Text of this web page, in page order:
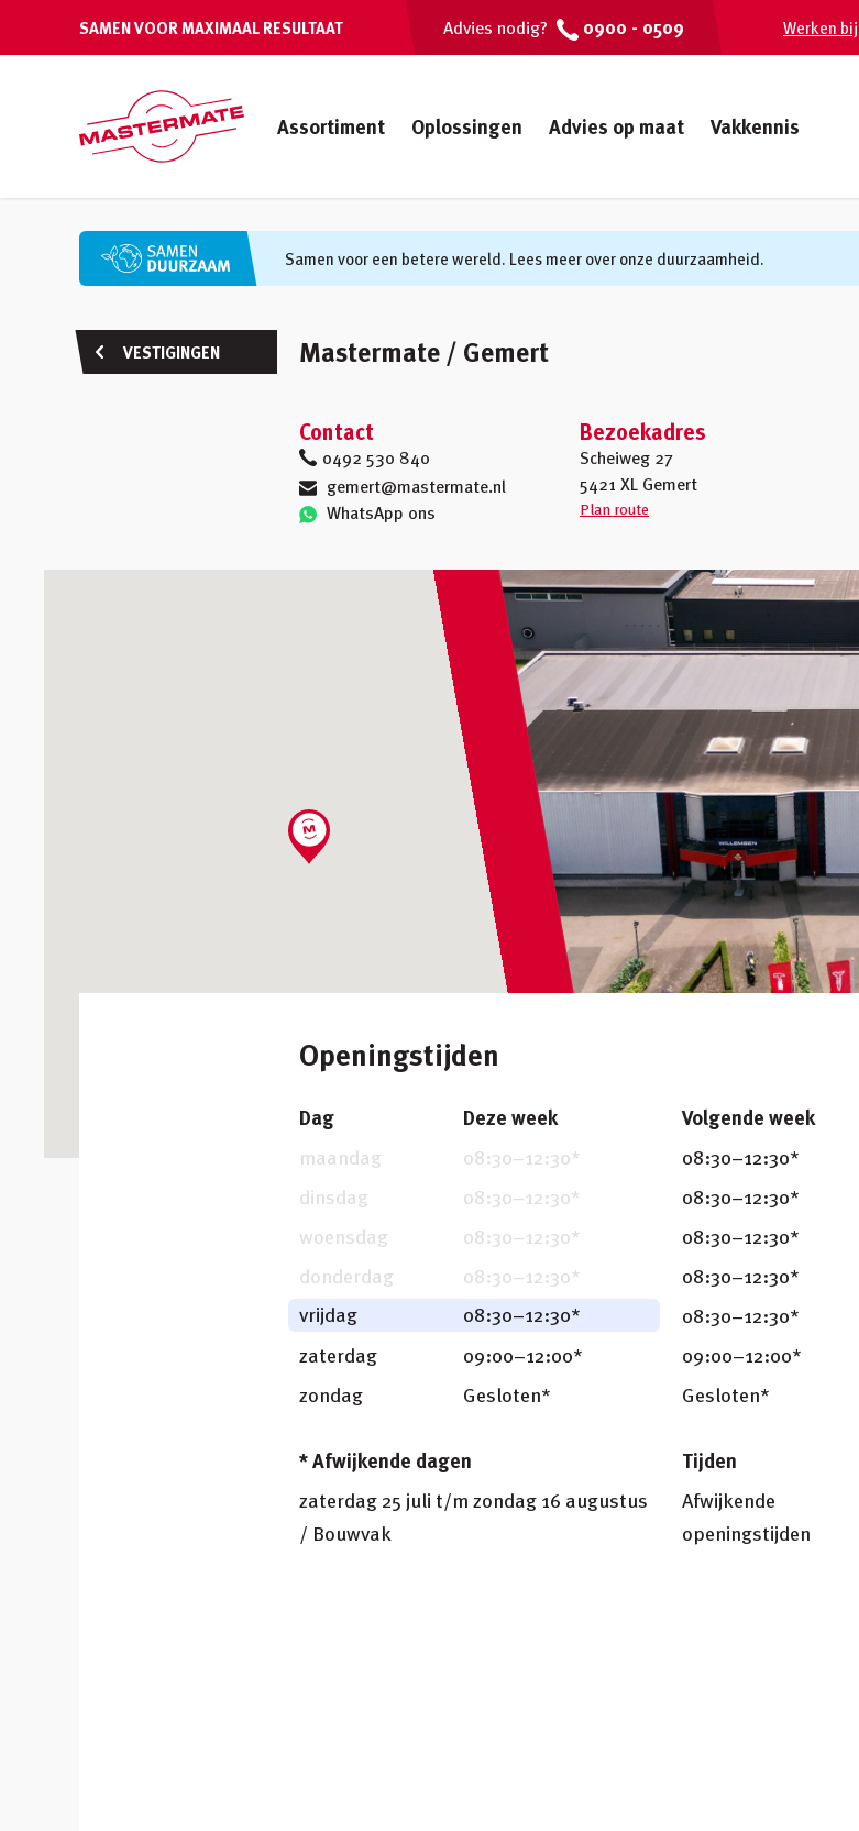
SAMEN VOOR MAXIMAAL RESULTAAT Advies nodig? 0900 - 0509 Werken bij
Assortiment Oplossingen Advies op maat Vakkennis
Samen voor een betere wereld. Lees meer over onze duurzaamheid.
VESTIGINGEN Mastermate / Gemert
Contact
0492 530 840
gemert@mastermate.nl
WhatsApp ons
Bezoekadres
Scheiweg 27
5421 XL Gemert
Plan route
Openingstijden
Dag Deze week
Volgende week
maandag
08:30–12:30* 08:30–12:30*
dinsdag
08:30–12:30* 08:30–12:30*
woensdag
08:30–12:30* 08:30–12:30*
donderdag
08:30–12:30* 08:30–12:30*
vrijdag
08:30–12:30* 08:30–12:30*
zaterdag
09:00–12:00* 09:00–12:00*
zondag
Gesloten* Gesloten*
* Afwijkende dagen
Tijden
zaterdag 25 juli t/m zondag 16 augustus
/ Bouwvak
Afwijkende
openingstijden